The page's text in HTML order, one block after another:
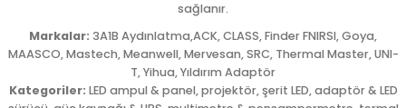
sağlanır.
Markalar: 3A1B Aydınlatma,ACK, CLASS, Finder FNIRSI, Goya,
MAASCO, Mastech, Meanwell, Mervesan, SRC, Thermal Master, UNI-
T, Yihua, Yıldırım Adaptör
Kategoriler: LED ampul & panel, projektör, şerit LED, adaptör & LED